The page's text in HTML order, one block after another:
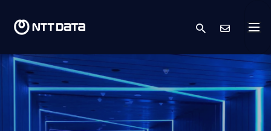
search